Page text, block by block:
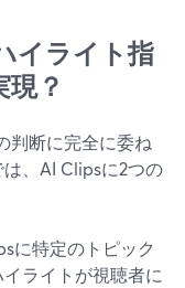
イライト指
？
判断に完全に委ね
、AI Clipsに2つの
に特定のトピック
ライトが視聴者に